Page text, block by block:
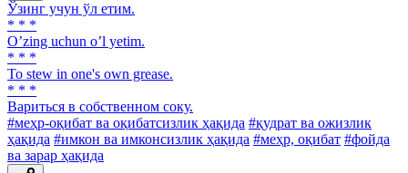
Ўзинг учун ўл етим.
* * *
Oʼzing uchun oʼl yetim.
* * *
To stew in one's own grease.
* * *
Вариться в собственном соку.
#меҳр-оқибат ва оқибатсизлик ҳақида #қудрат ва ожизлик
ҳақида #имкон ва имконсизлик ҳақида #меҳр, оқибат #фойда
ва зарар ҳақида